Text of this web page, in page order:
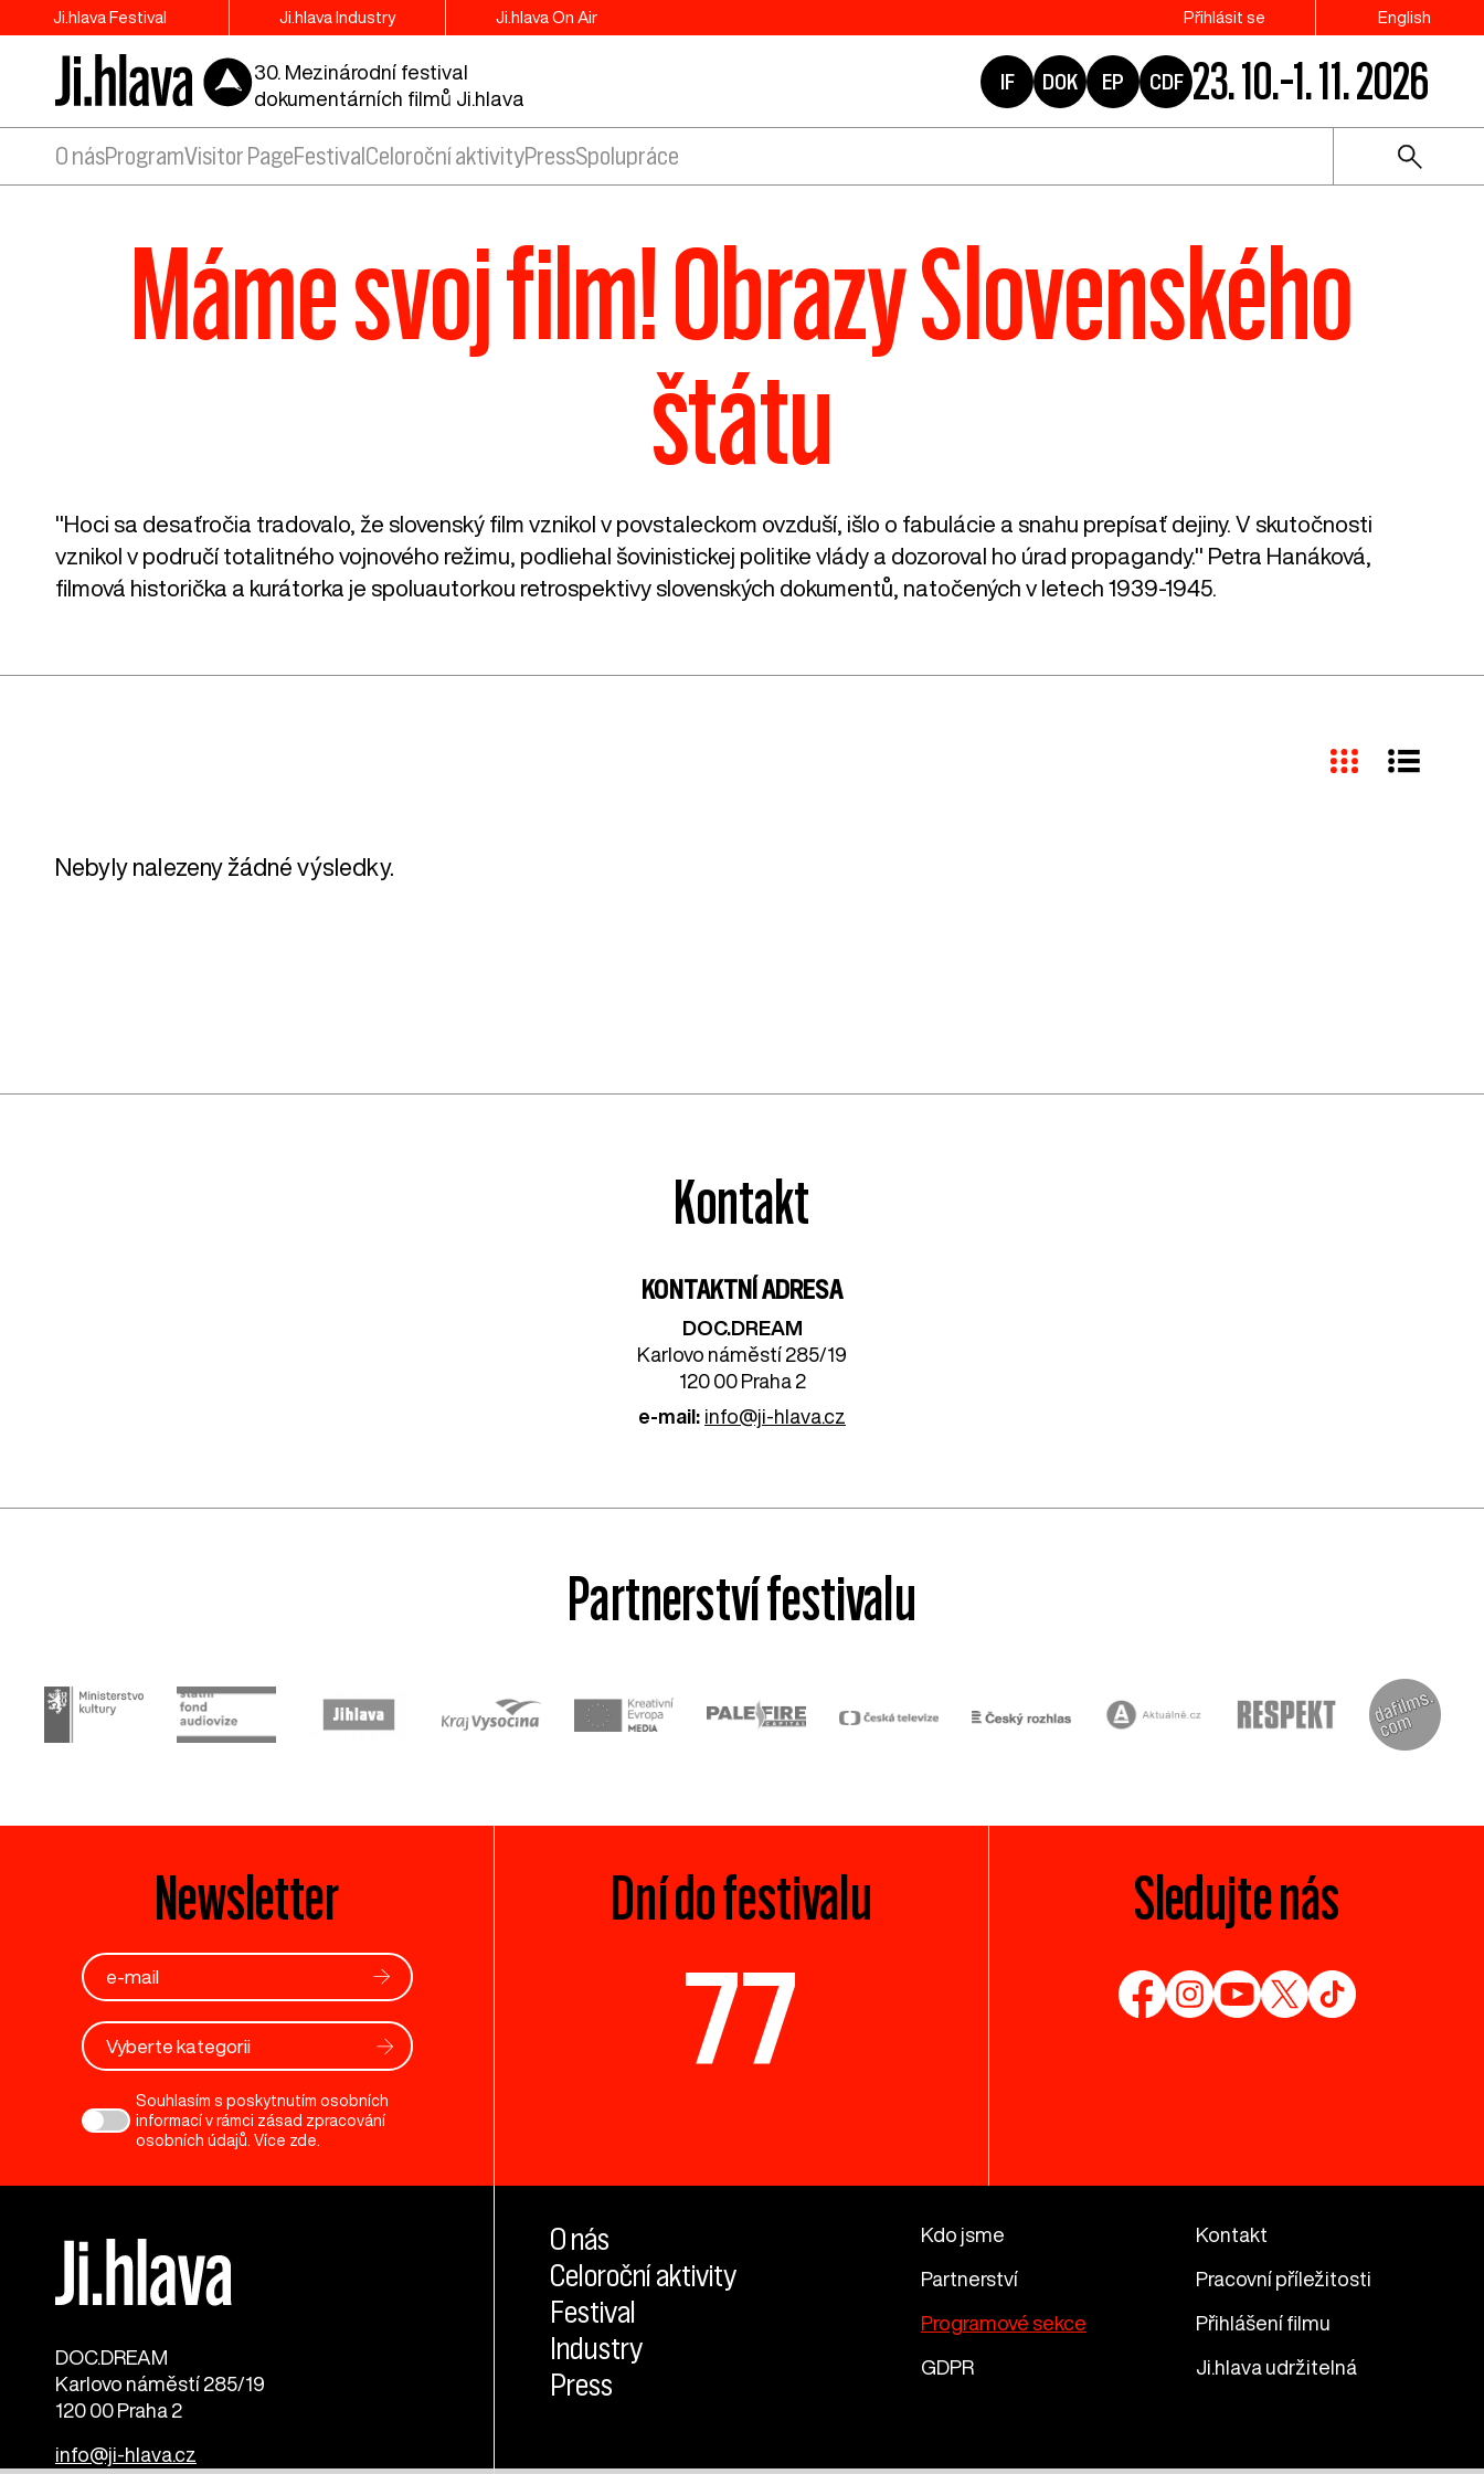
Ji.hlava Festival Ji.hlava Industry Ji.hlava On Air Přihlásit se English
30. Mezinárodní festival
dokumentárních filmů Ji.hlava
IF DOK EP CDF 23. 10.–1. 11. 2026
O násProgramVisitor PageFestival Celoroční aktivityPressSpolupráce
Máme svoj film! Obrazy Slovenského
štátu
"Hoci sa desaťročia tradovalo, že slovenský film vznikol v povstaleckom ovzduší, išlo o fabulácie a snahu prepísať dejiny. V skutočnosti
vznikol v područí totalitného vojnového režimu, podliehal šovinistickej politike vlády a dozoroval ho úrad propagandy." Petra Hanáková,
filmová historička a kurátorka je spoluautorkou retrospektivy slovenských dokumentů, natočených v letech 1939-1945.
Nebyly nalezeny žádné výsledky.
Kontakt
KONTAKTNÍ ADRESA
DOC.DREAM​
Karlovo náměstí 285/19
120 00 Praha 2
e-mail: info@ji-hlava.cz
Partnerství festivalu
Newsletter
Vyberte kategorii
Souhlasím s poskytnutím osobních
informací v rámci zásad zpracování
osobních údajů. Více zde.
Dní do festivalu
77
Sledujte nás
DOC.DREAM​
Karlovo náměstí 285/19
120 00 Praha 2
info@ji-hlava.cz
O nás
Celoroční aktivity
Festival
Industry
Press
Kdo jsme Kontakt
Partnerství Pracovní příležitosti
Programové sekce Přihlášení filmu
GDPR Ji.hlava udržitelná